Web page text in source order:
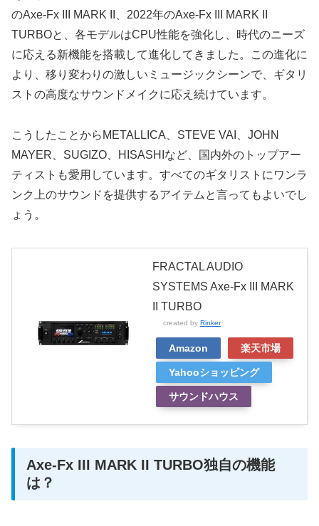
のAxe-Fx III MARK II、2022年のAxe-Fx III MARK II
TURBOと、各モデルはCPU性能を強化し、時代のニーズ
に応える新機能を搭載して進化してきました。この進化に
より、移り変わりの激しいミュージックシーンで、ギタリ
ストの高度なサウンドメイクに応え続けています。
こうしたことからMETALLICA、STEVE VAI、JOHN
MAYER、SUGIZO、HISASHIなど、国内外のトップアー
ティストも愛用しています。すべてのギタリストにワンラ
ンク上のサウンドを提供するアイテムと言ってもよいでし
ょう。
FRACTAL AUDIO
SYSTEMS Axe-Fx III MARK
II TURBO
created by Rinker
Amazon 楽天市場
Yahooショッピング
サウンドハウス
Axe-Fx III MARK II TURBO独自の機能
は？